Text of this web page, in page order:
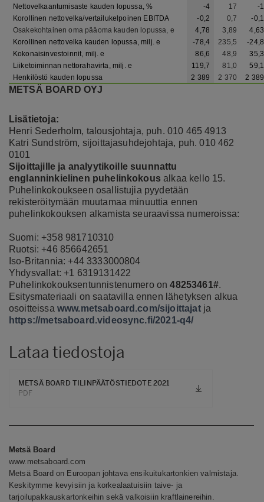
Nettovelkaantumisaste kauden lopussa, %
-4 17
-1
Korollinen nettovelka/vertailukelpoinen EBITDA
-0,2 0,7
-0,1
Osakekohtainen oma pääoma kauden lopussa, e
4,78 3,89
4,63
Korollinen nettovelka kauden lopussa, milj. e
-78,4 235,5
-24,8
Kokonaisinvestoinnit, milj. e
86,6 48,9
35,3
Liiketoiminnan nettorahavirta, milj. e
119,7 81,0
59,1
Henkilöstö kauden lopussa
2 389 2 370 2 389
METSÄ BOARD OYJ
Lisätietoja:
Henri Sederholm, talousjohtaja, puh. 010 465 4913
Katri Sundström, sijoittajasuhdejohtaja, puh.010 462
0101
Sijoittajille ja analyytikoille suunnattu
englanninkielinen puhelinkokous alkaa kello 15.
Puhelinkokoukseen osallistujia pyydetään
rekisteröitymään muutamaa minuuttia ennen
puhelinkokouksen alkamista seuraavissa numeroissa:
Suomi: +358 981710310
Ruotsi: +46 856642651
Iso-Britannia: +44 3333000804
Yhdysvallat: +1 6319131422
Puhelinkokouksentunnistenumero on48253461#.
Esitysmateriaali on saatavilla ennen lähetyksen alkua
osoitteissa www.metsaboard.com/sijoittajatja
https://metsaboard.videosync.fi/2021-q4/
Lataa tiedostoja
METSÄ BOARD TILINPÄÄTÖSTIEDOTE 2021
PDF
Metsä Board
www.metsaboard.com
Metsä Board on Euroopan johtava ensikuitukartonkien valmistaja.
Keskitymme kevyisiin ja korkealaatuisiin taive- ja
tarjoilupakkauskartonkeihin sekä valkoisiin kraftlainereihin.